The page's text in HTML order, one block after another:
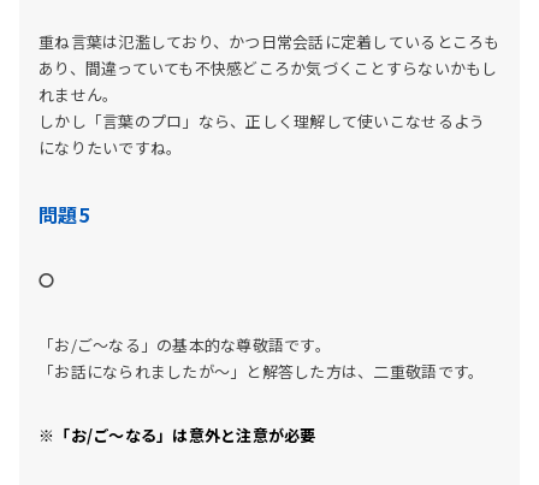
重ね言葉は氾濫しており、かつ日常会話に定着しているところも
あり、間違っていても不快感どころか気づくことすらないかもし
れません。
しかし「言葉のプロ」なら、正しく理解して使いこなせるよう
になりたいですね。
問題5
〇
「お/ご～なる」の基本的な尊敬語です。
「お話になられましたが～」と解答した方は、二重敬語です。
※「お/ご～なる」は意外と注意が必要